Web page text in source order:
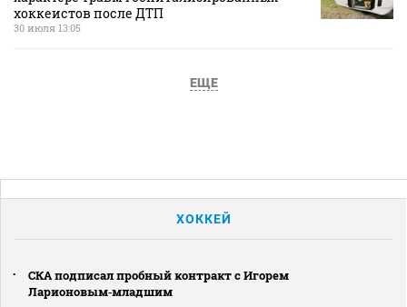
хоккеистов после ДТП
30 июля 13:05
ЕЩЕ
ХОККЕЙ
СКА подписал пробный контракт с Игорем
Ларионовым‑младшим